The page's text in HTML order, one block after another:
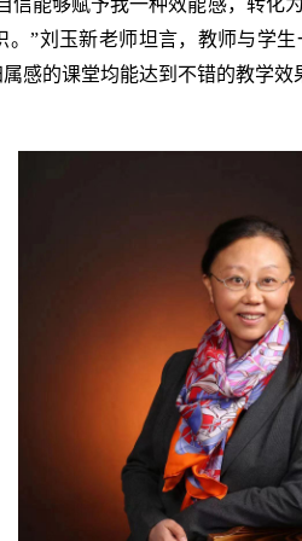
信能够赋予我一种效能感，转化
”刘玉新老师坦言，教师与学
感的课堂均能达到不错的教学效